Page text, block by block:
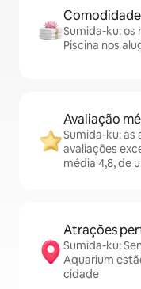
Sumida-ku: os
Piscina nos
Avaliação
Sumida-ku:
avaliações
média 4,8, de
Atrações
Sumida-ku:
Aquarium
cidade